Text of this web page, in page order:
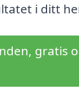
i ditt
gratis